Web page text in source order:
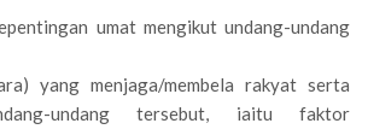
umat mengikut undang-undang
yang menjaga/membela rakyat serta
undang tersebut, iaitu faktor